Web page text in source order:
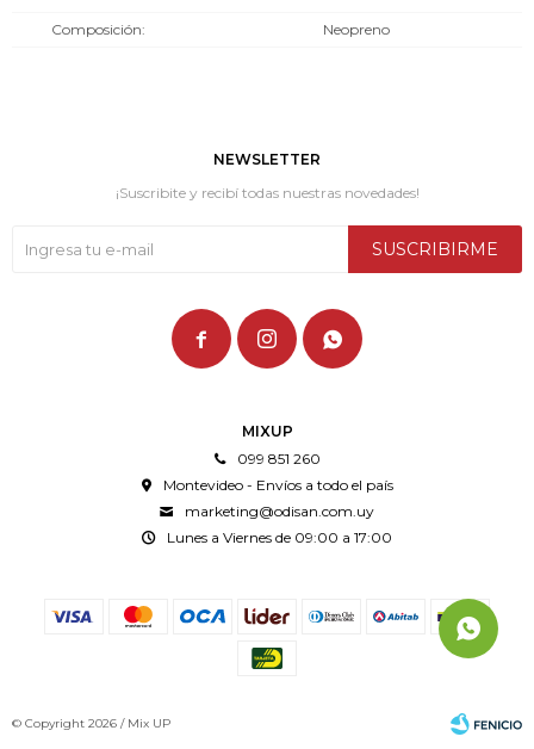
Composición Neopreno
MIXUP
099 851 260
Montevideo - Envíos a todo el país
marketing@odisan.com.uy
Lunes a Viernes de 09:00 a 17:00
NEWSLETTER
¡Suscribite y recibí todas nuestras novedades!
SUSCRIBIRME
  
© Copyright 2026 / Mix UP